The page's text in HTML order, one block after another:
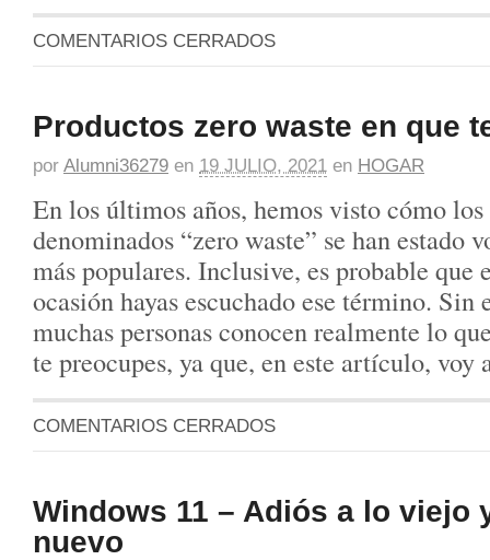
COMENTARIOS CERRADOS
Productos zero waste en que
por Alumni36279 en 19 JULIO, 2021 en HOGAR
En los últimos años, hemos visto cómo
denominados “zero waste” se han estado
más populares. Inclusive, es probable que
ocasión hayas escuchado ese término. Sin
muchas personas conocen realmente lo
te preocupes, ya que, en este artículo,
COMENTARIOS CERRADOS
Windows 11 – Adiós a lo viejo
nuevo